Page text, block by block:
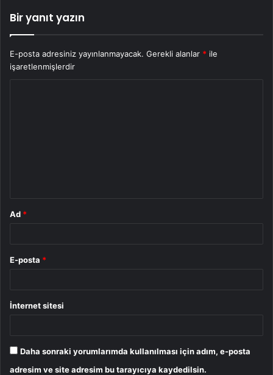
Bir yanıt yazın
E-posta adresiniz yayınlanmayacak. Gerekli alanlar * ile
işaretlenmişlerdir
Ad *
E-posta *
İnternet sitesi
Daha sonraki yorumlarımda kullanılması için adım, e-posta
adresim ve site adresim bu tarayıcıya kaydedilsin.